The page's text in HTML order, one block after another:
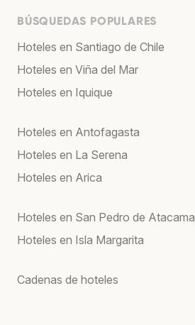
BÚSQUEDAS POPULARES
Hoteles en Santiago de Chile
Hoteles en Viña del Mar
Hoteles en Iquique
Hoteles en Antofagasta
Hoteles en La Serena
Hoteles en Arica
Hoteles en San Pedro de Atacama
Hoteles en Isla Margarita
Cadenas de hoteles